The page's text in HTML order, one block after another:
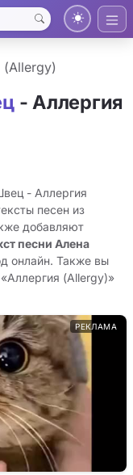
(Allergy)
- Аллергия
- Аллергия
песен из
добавляют
песни Алена
онлайн. Также вы
(Allergy)»
РЕКЛАМА